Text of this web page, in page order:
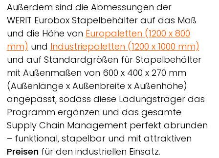
Außerdem sind die Abmessungen der
WERIT Eurobox Stapelbehälter auf das Maß
und die Höhe von Europaletten (1200 x 800
mm) und Industriepaletten (1200 x 1000 mm)
und auf Standardgrößen für Stapelbehälter
mit Außenmaßen von 600 x 400 x 270 mm
(Außenlänge x Außenbreite x Außenhöhe)
angepasst, sodass diese Ladungsträger das
Programm ergänzen und das gesamte
Supply Chain Management perfekt abrunden
– funktional, stapelbar und mit attraktiven
Preisenfür den industriellen Einsatz.